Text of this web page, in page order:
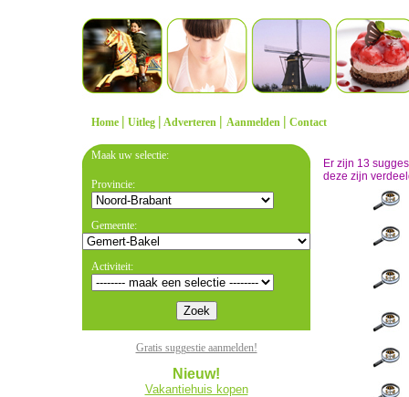
Home | Uitleg | Adverteren | Aanmelden | Contact
Maak uw selectie:
Provincie:
Gemeente:
Activiteit:
Gratis suggestie aanmelden!
Nieuw!
Vakantiehuis kopen
Er zijn 13
deze zijn